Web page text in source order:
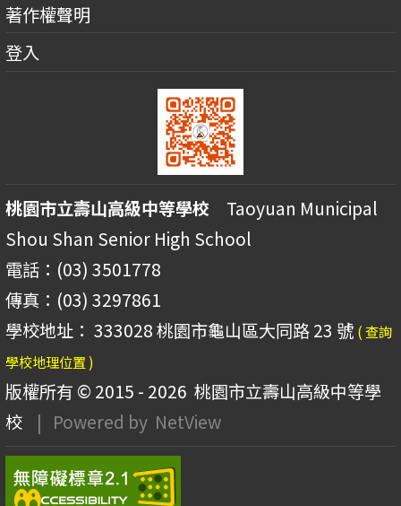
著作權聲明
登入
桃園市立壽山高級中等學校 Taoyuan Municipal
Shou Shan Senior High School
電話：(03) 3501778
傳真：(03) 3297861
學校地址： 333028 桃園市龜山區大同路 23 號 ( 查詢
學校地理位置 )
版權所有 © 2015 - 2026 桃園市立壽山高級中等學
校
| Powered by NetView